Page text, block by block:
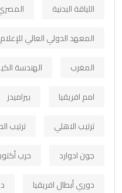
اللياقة البدنية
المعهد الدولي العالي للإعلام
المغرب
الهندسة
امم افريقيا
بيراميدز
ترتيب الاهلي
ترتيب
جون ادوارد
حرب
دوري أبطال افريقيا